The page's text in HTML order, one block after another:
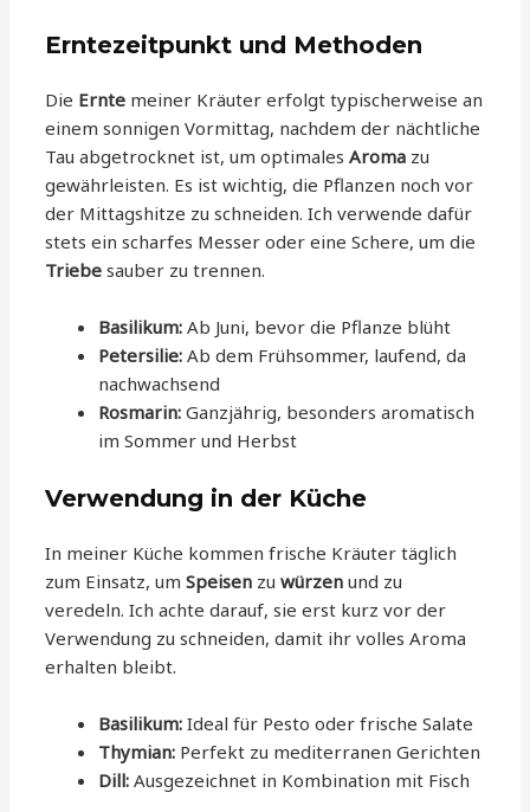
Erntezeitpunkt und Methoden
Die Ernte meiner Kräuter erfolgt typischerweise an
einem sonnigen Vormittag, nachdem der nächtliche
Tau abgetrocknet ist, um optimalesAroma zu
gewährleisten. Es ist wichtig, die Pflanzen noch vor
der Mittagshitze zu schneiden. Ich verwende dafür
stets ein scharfes Messer oder eine Schere, um die
Triebe sauber zu trennen.
Basilikum: Ab Juni, bevor die Pflanze blüht
Petersilie: Ab dem Frühsommer, laufend, da
nachwachsend
Rosmarin: Ganzjährig, besonders aromatisch
im Sommer und Herbst
Verwendung in der Küche
In meiner Küche kommen frische Kräuter täglich
zum Einsatz, umSpeisen zuwürzen und zu
veredeln. Ich achte darauf, sie erst kurz vor der
Verwendung zu schneiden, damit ihr volles Aroma
erhalten bleibt.
Basilikum: Ideal für Pesto oder frische Salate
Thymian: Perfekt zu mediterranen Gerichten
Dill: Ausgezeichnet in Kombination mit Fisch